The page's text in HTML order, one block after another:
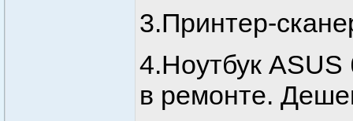
3.Принтер-
4.Ноутбук ASUS
в ремонте.